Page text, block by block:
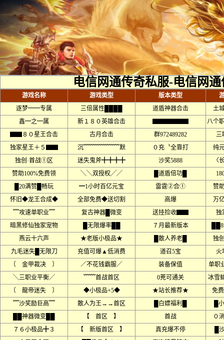
电信网通传奇私服-电信网
游戏名称 游戏类型 版本类型
逐梦┉┉专属
三倍属性████ 道盾神器合击
土
鑫┉之┉属
新１８０英雄合击
八个
▇▇８０星王合击
古月合击 群972489282
三
独家星王＋５▇▇
沉﹌﹌﹌﹌﹌﹌默 ０充〝全靠打
纯
独创·首战①区
迷失鬼斧╋╋╋╋ 沙奖5888
〈
赞助100%免费领
╲╲双授权╱╱ █道盾倍功█
█20满赞█畅玩
━1小时百亿元宝 雷霆②合①
赞
怀旧◆龙王合成◆
全部免费◆送切割 高爆
万
﹌攻速单职业﹌
复古神器█微变 送挂捡收▇▇
暗黑修仙独家宠物
█无限爆率██ ７月最新版本
燕云十六声
★老版小极品★ █散人养老█
独
九毛迷失█无限刀
充值可爆▲低消费 道召5宝
火
〔 金甲裁决 〕
／不花钱霸服／ 装备保值
单职
╲三职业平衡╱
﹌﹌首战首区 0茺可通关
冰雪
〔 龍帝迷失 〕
◆小极品+5◆ ★站长推荐★
免
﹌沙奖励巨高﹌
散人为王→→首区 █白嫖福利█
█
██神器微变██
【 首区 】 首战
０
７６小极品╋３
【 新版首区 】 真充爆不停
█